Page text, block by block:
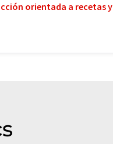
orientada a recetas y